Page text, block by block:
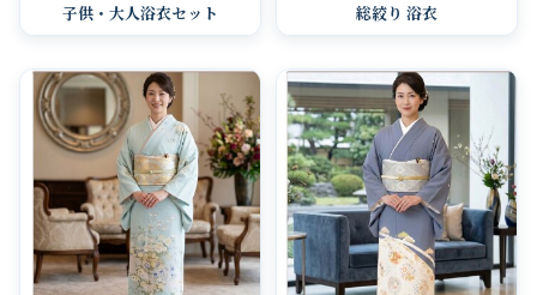
子供・大人浴衣セット 総絞り 浴衣